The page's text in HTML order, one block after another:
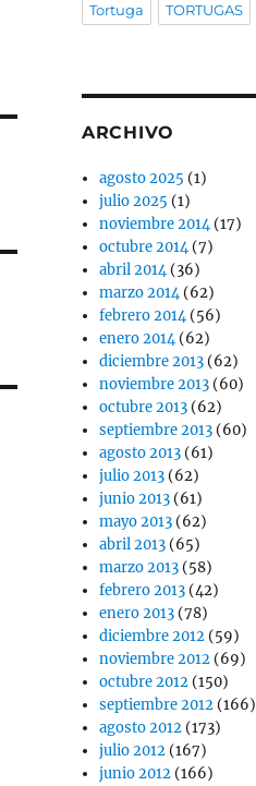
Tortuga TORTUGAS
ARCHIVO
agosto 2025 (1)
julio 2025 (1)
noviembre 2014(17)
octubre 2014(7)
abril 2014(36)
marzo 2014(62)
febrero 2014(56)
enero 2014(62)
diciembre 2013 (62)
noviembre 2013 (60)
octubre 2013 (62)
septiembre 2013 (60)
agosto 2013 (61)
julio 2013 (62)
junio 2013 (61)
mayo 2013 (62)
abril 2013 (65)
marzo 2013 (58)
febrero 2013 (42)
enero 2013 (78)
diciembre 2012 (59)
noviembre 2012 (69)
octubre 2012 (150)
septiembre 2012 (166)
agosto 2012 (173)
julio 2012 (167)
junio 2012 (166)